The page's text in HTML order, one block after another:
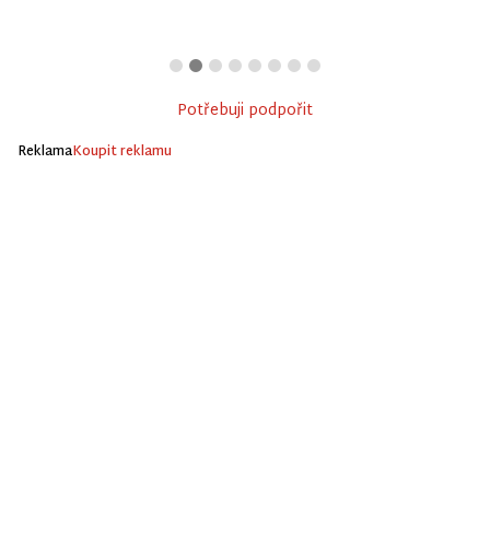
Potřebuji podpořit
ReklamaKoupit reklamu